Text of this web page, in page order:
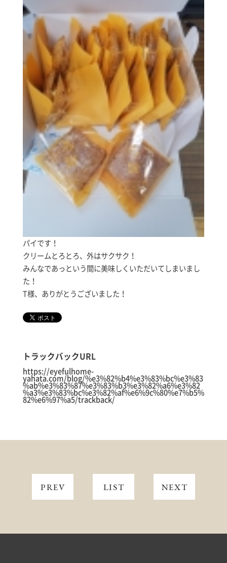
パイです！
クリームとろとろ、外はサクサク！
みんなであっという間に美味しくいただいてしまいまし
た！
T様、ありがとうございました！
トラックバックURL
https://eyefulhome-
yahata.com/blog/%e3%82%b4%e3%83%bc%e3%83
%ab%e3%83%87%e3%83%b3%e3%82%a6%e3%82
%a3%e3%83%bc%e3%82%af%e6%9c%80%e7%b5%
82%e6%97%a5/trackback/
PREV LIST NEXT